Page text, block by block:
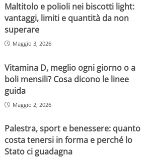
Maltitolo e polioli nei biscotti light:
vantaggi, limiti e quantità da non
superare
Maggio 3, 2026
Vitamina D, meglio ogni giorno o a
boli mensili? Cosa dicono le linee
guida
Maggio 2, 2026
Palestra, sport e benessere: quanto
costa tenersi in forma e perché lo
Stato ci guadagna